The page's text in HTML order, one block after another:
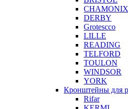
CHAMONIX
DERBY
Grotescco
LILLE
READING
TELFORD
TOULON
WINDSOR
YORK
Кронштейны для
Rifar